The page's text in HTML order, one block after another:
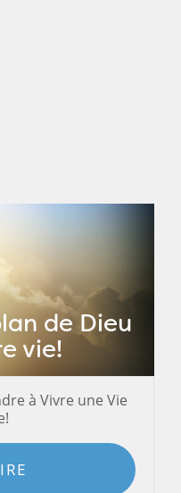
de Dieu
vie!
à Vivre une Vie